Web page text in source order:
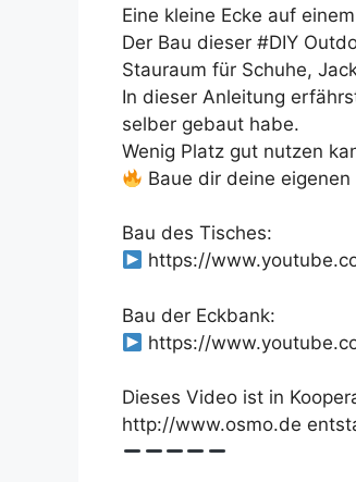
Eine kleine Ecke auf
Der Bau dieser #DIY
Stauraum für Schuhe,
In dieser Anleitung
selber gebaut habe.
Wenig Platz gut nutzen
Baue dir deine
Bau des Tisches:
https://
Bau der Eckbank:
https://
Dieses Video ist in
http://www.osmo.de